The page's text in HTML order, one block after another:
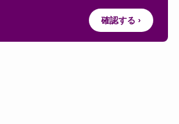
確認する ›